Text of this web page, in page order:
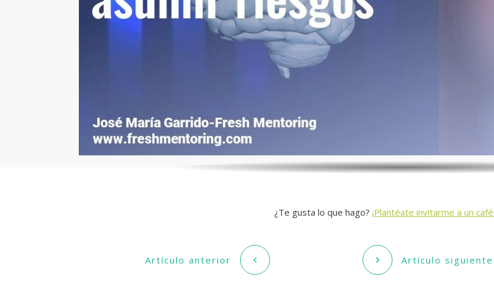
¿Te gusta lo que hago? ¡Plantéate invitarme a un café!
Artículo anterior Artículo siguiente